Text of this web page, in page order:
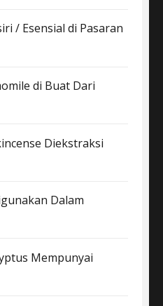
/ Esensial di Pasaran
di Buat Dari
Diekstraksi
Dalam
Mempunyai